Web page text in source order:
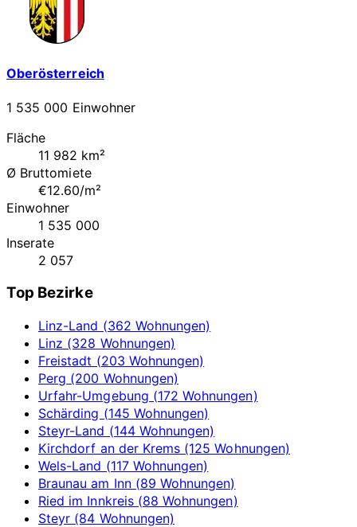
Oberösterreich
1 535 000 Einwohner
Fläche
11 982 km²
Ø Bruttomiete
€12.60/m²
Einwohner
1 535 000
Inserate
2 057
Top Bezirke
Linz-Land (362 Wohnungen)
Linz (328 Wohnungen)
Freistadt (203 Wohnungen)
Perg (200 Wohnungen)
Urfahr-Umgebung (172 Wohnungen)
Schärding (145 Wohnungen)
Steyr-Land (144 Wohnungen)
Kirchdorf an der Krems (125 Wohnungen)
Wels-Land (117 Wohnungen)
Braunau am Inn (89 Wohnungen)
Ried im Innkreis (88 Wohnungen)
Steyr (84 Wohnungen)